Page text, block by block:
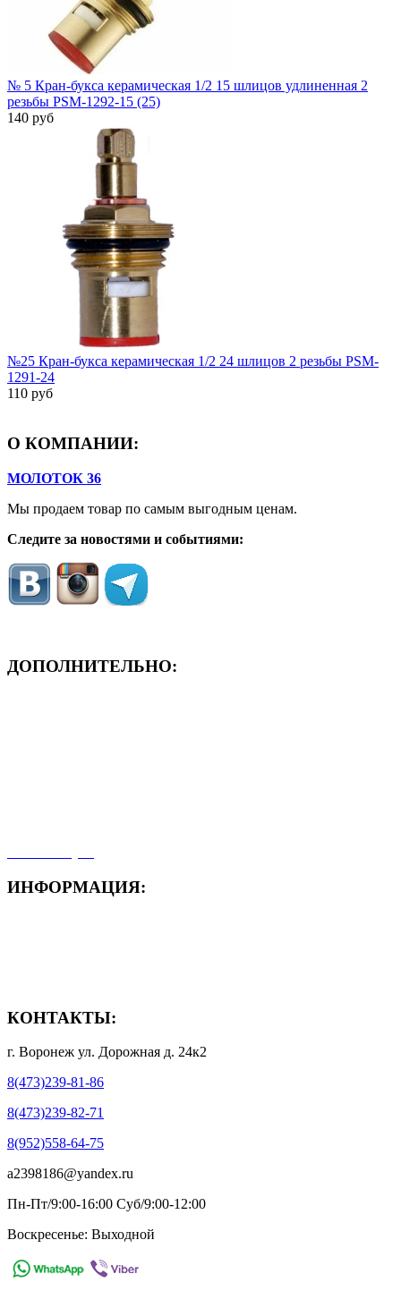
№ 5 Кран-букса керамическая 1/2 15 шлицов удлиненная 2
резьбы PSM-1292-15 (25)
140 руб
№25 Кран-букса керамическая 1/2 24 шлицов 2 резьбы PSM-
1291-24
110 руб
О КОМПАНИИ:
МОЛОТОК 36
Мы продаем товар по самым выгодным ценам.
Следите за новостями и событиями:
ДОПОЛНИТЕЛЬНО:
ИНФОРМАЦИЯ:
КОНТАКТЫ:
г. Воронеж ул. Дорожная д. 24к2
8(473)239-81-86
8(473)239-82-71
8(952)558-64-75
a2398186@yandex.ru
Пн-Пт/9:00-16:00 Суб/9:00-12:00
Воскресенье: Выходной